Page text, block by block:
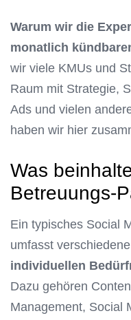
Warum wir die
monatlich
wir viele KMUs und
Raum mit Strategie,
Ads und vielen
haben wir hier
Was
Betreuungs-
Ein typisches Social
umfasst verschiedene
individuellen
Dazu gehören
Management, Social